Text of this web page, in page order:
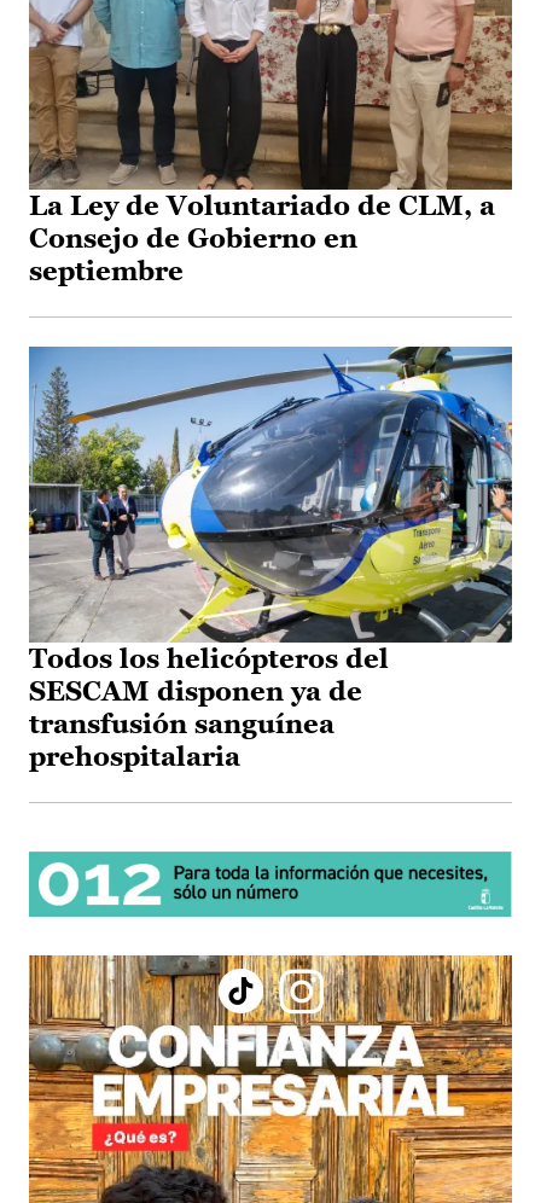
La Ley de Voluntariado de CLM, a
Consejo de Gobierno en
septiembre
Todos los helicópteros del
SESCAM disponen ya de
transfusión sanguínea
prehospitalaria